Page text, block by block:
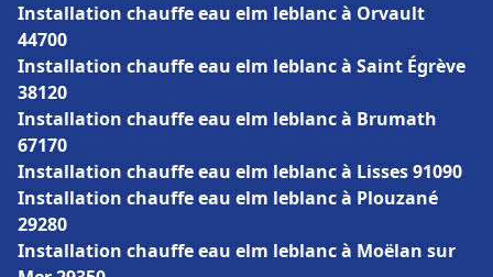
Installation chauffe eau elm leblanc à Orvault
44700
Installation chauffe eau elm leblanc à Saint Égrève
38120
Installation chauffe eau elm leblanc à Brumath
67170
Installation chauffe eau elm leblanc à Lisses 91090
Installation chauffe eau elm leblanc à Plouzané
29280
Installation chauffe eau elm leblanc à Moëlan sur